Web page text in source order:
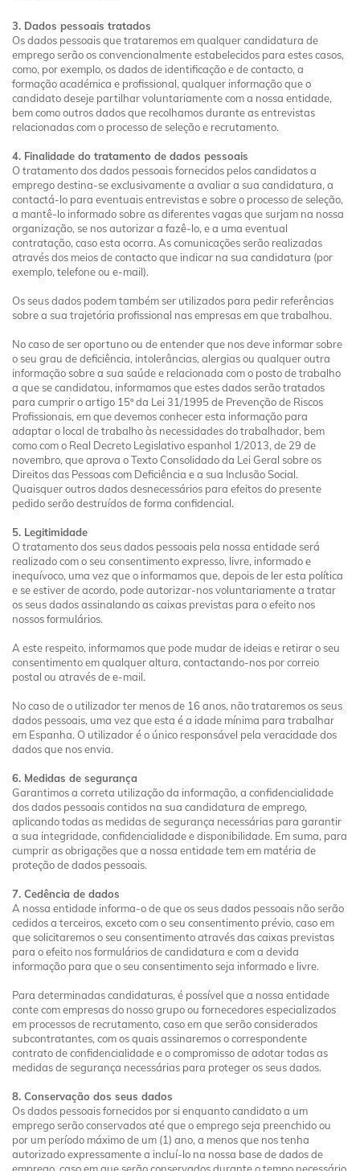
3. Dados pessoais tratados
Os dados pessoais que trataremos em qualquer candidatura de
emprego serão os convencionalmente estabelecidos para estes casos,
como, por exemplo, os dados de identificação e de contacto, a
formação académica e profissional, qualquer informação que o
candidato deseje partilhar voluntariamente com a nossa entidade,
bem como outros dados que recolhamos durante as entrevistas
relacionadas com o processo de seleção e recrutamento.
4. Finalidade do tratamento de dados pessoais
O tratamento dos dados pessoais fornecidos pelos candidatos a
emprego destina-se exclusivamente a avaliar a sua candidatura, a
contactá-lo para eventuais entrevistas e sobre o processo de seleção,
a mantê-lo informado sobre as diferentes vagas que surjam na nossa
organização, se nos autorizar a fazê-lo, e a uma eventual
contratação, caso esta ocorra. As comunicações serão realizadas
através dos meios de contacto que indicar na sua candidatura (por
exemplo, telefone ou e-mail).
Os seus dados podem também ser utilizados para pedir referências
sobre a sua trajetória profissional nas empresas em que trabalhou.
No caso de ser oportuno ou de entender que nos deve informar sobre
o seu grau de deficiência, intolerâncias, alergias ou qualquer outra
informação sobre a sua saúde e relacionada com o posto de trabalho
a que se candidatou, informamos que estes dados serão tratados
para cumprir o artigo 15º da Lei 31/1995 de Prevenção de Riscos
Profissionais, em que devemos conhecer esta informação para
adaptar o local de trabalho às necessidades do trabalhador, bem
como com o Real Decreto Legislativo espanhol 1/2013, de 29 de
novembro, que aprova o Texto Consolidado da Lei Geral sobre os
Direitos das Pessoas com Deficiência e a sua Inclusão Social.
Quaisquer outros dados desnecessários para efeitos do presente
pedido serão destruídos de forma confidencial.
5. Legitimidade
O tratamento dos seus dados pessoais pela nossa entidade será
realizado com o seu consentimento expresso, livre, informado e
inequívoco, uma vez que o informamos que, depois de ler esta política
e se estiver de acordo, pode autorizar-nos voluntariamente a tratar
os seus dados assinalando as caixas previstas para o efeito nos
nossos formulários.
A este respeito, informamos que pode mudar de ideias e retirar o seu
consentimento em qualquer altura, contactando-nos por correio
postal ou através de e-mail.
No caso de o utilizador ter menos de 16 anos, não trataremos os seus
dados pessoais, uma vez que esta é a idade mínima para trabalhar
em Espanha. O utilizador é o único responsável pela veracidade dos
dados que nos envia.
6. Medidas de segurança
Garantimos a correta utilização da informação, a confidencialidade
dos dados pessoais contidos na sua candidatura de emprego,
aplicando todas as medidas de segurança necessárias para garantir
a sua integridade, confidencialidade e disponibilidade. Em suma, para
cumprir as obrigações que a nossa entidade tem em matéria de
proteção de dados pessoais.
7. Cedência de dados
A nossa entidade informa-o de que os seus dados pessoais não serão
cedidos a terceiros, exceto com o seu consentimento prévio, caso em
que solicitaremos o seu consentimento através das caixas previstas
para o efeito nos formulários de candidatura e com a devida
informação para que o seu consentimento seja informado e livre.
Para determinadas candidaturas, é possível que a nossa entidade
conte com empresas do nosso grupo ou fornecedores especializados
em processos de recrutamento, caso em que serão considerados
subcontratantes, com os quais assinaremos o correspondente
contrato de confidencialidade e o compromisso de adotar todas as
medidas de segurança necessárias para proteger os seus dados.
8. Conservação dos seus dados
Os dados pessoais fornecidos por si enquanto candidato a um
emprego serão conservados até que o emprego seja preenchido ou
por um período máximo de um (1) ano, a menos que nos tenha
autorizado expressamente a incluí-lo na nossa base de dados de